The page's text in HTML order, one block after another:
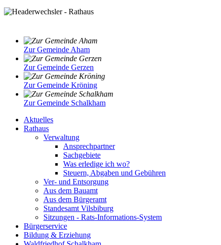
Zur Gemeinde Aham
Zur Gemeinde Gerzen
Zur Gemeinde Kröning
Zur Gemeinde Schalkham
Aktuelles
Rathaus
Verwaltung
Ansprechpartner
Sachgebiete
Was erledige ich wo?
Steuern, Abgaben und Gebühren
Ver- und Entsorgung
Aus dem Bauamt
Aus dem Bürgeramt
Standesamt Vilsbiburg
Sitzungen - Rats-Informations-System
Bürgerservice
Bildung & Erziehung